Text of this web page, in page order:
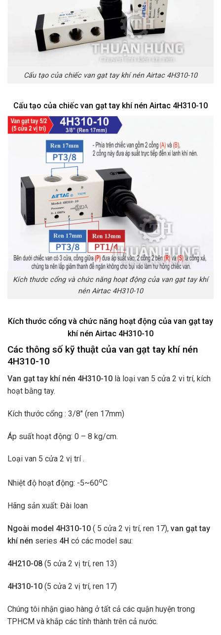
Cấu tạo của chiếc van gạt tay khí nén Airtac 4H310-10
Cấu tạo của chiếc van gạt tay khí nén Airtac 4H310-10
Kích thước cổng và chức năng hoạt động của van gạt tay khí
nén Airtac 4H310-10
Kích thước cổng và chức năng hoạt động của van gạt tay
khí nén Airtac 4H310-10
Các thông số kỹ thuật của van gạt tay khí nén
4H310-10
Van gạt tay khí nén 4H310-10 là loại van 5 cửa 2 vi trí, kích
hoạt bằng tay.
Kích thước cổng : 3/8″ (ren 17mm)
Áp suất hoạt động: 0 – 8 kg/cm.
Loại van 5 cửa 2 vị trí .
Nhiệt độ hoạt động: -5~60oC
Hãng sản xuất: Đài loan
Ngoài model 4H310-10 ( 5 cửa 2 vị trí, ren 17), van gạt tay
khí nén series 4H có các model sau:
4H210-08 (5 cửa 2 vị trí, ren 13)
4H310-10 (5 cửa 2 vị trí, ren 17)
Chúng tôi nhận giao hàng ở tất cả các quận huyện trong
TPHCM và khắp các tỉnh thành trên cả nước.